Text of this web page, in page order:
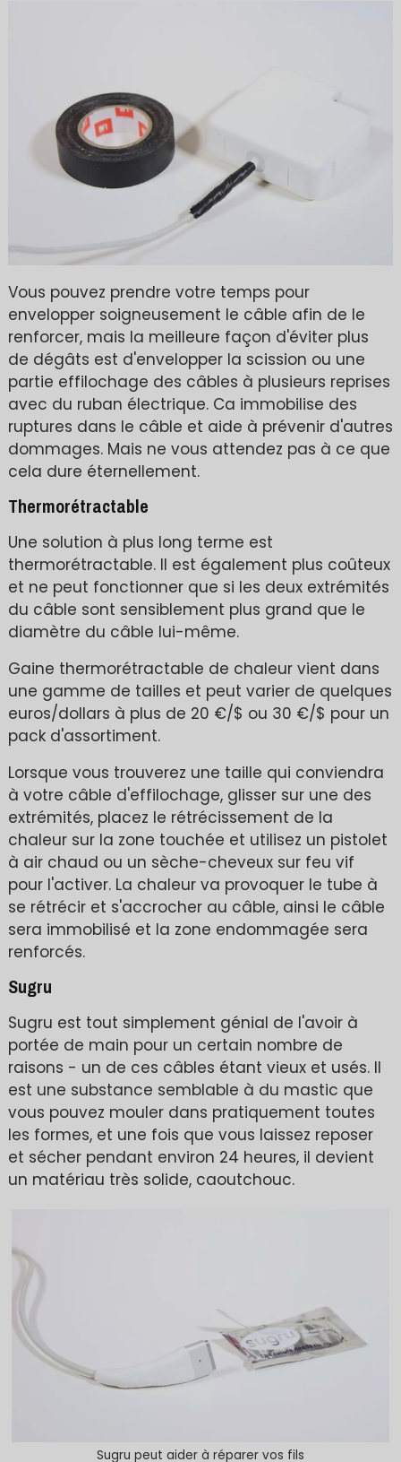
Vous pouvez prendre votre temps pour
envelopper soigneusement le câble afin de le
renforcer, mais la meilleure façon d'éviter plus
de dégâts est d'envelopper la scission ou une
partie effilochage des câbles à plusieurs reprises
avec du ruban électrique. Ca immobilise des
ruptures dans le câble et aide à prévenir d'autres
dommages. Mais ne vous attendez pas à ce que
cela dure éternellement.
Thermorétractable
Une solution à plus long terme est
thermorétractable. Il est également plus coûteux
et ne peut fonctionner que si les deux extrémités
du câble sont sensiblement plus grand que le
diamètre du câble lui-même.
Gaine thermorétractable de chaleur vient dans
une gamme de tailles et peut varier de quelques
euros/dollars à plus de 20 €/$ ou 30 €/$ pour un
pack d'assortiment.
Lorsque vous trouverez une taille qui conviendra
à votre câble d'effilochage, glisser sur une des
extrémités, placez le rétrécissement de la
chaleur sur la zone touchée et utilisez un pistolet
à air chaud ou un sèche-cheveux sur feu vif
pour l'activer. La chaleur va provoquer le tube à
se rétrécir et s'accrocher au câble, ainsi le câble
sera immobilisé et la zone endommagée sera
renforcés.
Sugru
Sugru est tout simplement génial de l'avoir à
portée de main pour un certain nombre de
raisons - un de ces câbles étant vieux et usés. Il
est une substance semblable à du mastic que
vous pouvez mouler dans pratiquement toutes
les formes, et une fois que vous laissez reposer
et sécher pendant environ 24 heures, il devient
un matériau très solide, caoutchouc.
Sugru peut aider à réparer vos fils